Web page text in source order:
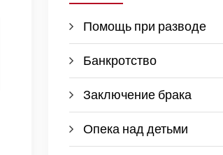
Помощь при разводе
Банкротство
Заключение брака
Опека над детьми